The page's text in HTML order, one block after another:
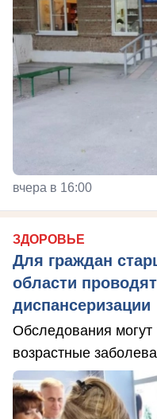
вчера в 16:00
ЗДОРОВЬЕ
Для граждан
области
диспансеризации
Обследования
возрастные